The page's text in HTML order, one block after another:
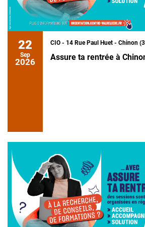
22
Sep
2026
CIO - 14 Rue Paul Huet - Chinon
Assure ta rentrée à